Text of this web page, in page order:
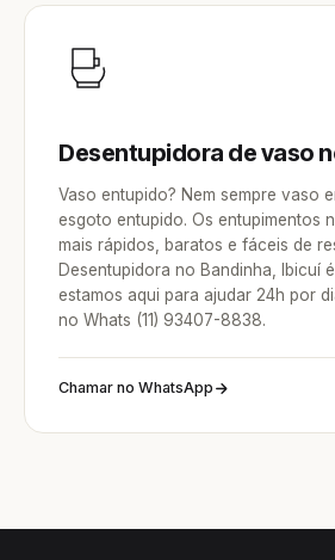
Desentupidora de vaso
Vaso entupido? Nem sempre vaso
esgoto entupido. Os entupimentos
mais rápidos, baratos e fáceis de
Desentupidora no Bandinha, Ibicuí
estamos aqui para ajudar 24h por
no Whats (11) 93407-8838.
Chamar no WhatsApp